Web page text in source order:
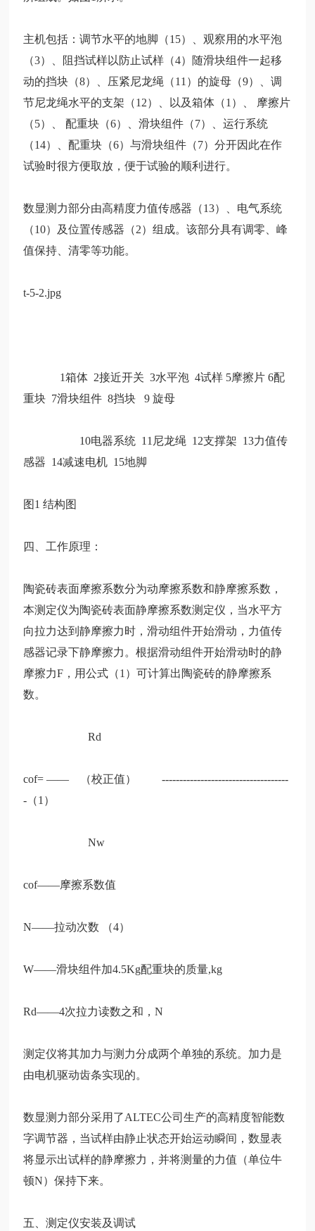
主机包括：调节水平的地脚（15）、观察用的水平泡
（3）、阻挡试样以防止试样（4）随滑块组件一起移
动的挡块（8）、压紧尼龙绳（11）的旋母（9）、调
节尼龙绳水平的支架（12）、以及箱体（1）、 摩擦片
（5）、 配重块（6）、滑块组件（7）、运行系统
（14）、配重块（6）与滑块组件（7）分开因此在作
试验时很方便取放，便于试验的顺利进行。
数显测力部分由高精度力值传感器（13）、电气系统
（10）及位置传感器（2）组成。该部分具有调零、峰
值保持、清零等功能。
t-5-2.jpg
1箱体 2接近开关 3水平泡 4试样 5摩擦片 6配
重块 7滑块组件 8挡块 9 旋母
10电器系统 11尼龙绳 12支撑架 13力值传
感器 14减速电机 15地脚
图 1 结构图
四、工作原理：
陶瓷砖表面摩擦系数分为动摩擦系数和静摩擦系数，
本测定仪为陶瓷砖表面静摩擦系数测定仪，当水平方
向拉力达到静摩擦力时，滑动组件开始滑动，力值传
感器记录下静摩擦力。根据滑动组件开始滑动时的静
摩擦力F，用公式（1）可计算出陶瓷砖的静摩擦系
数。
Rd
cof= —— （校正值） ------------------------------------
-（1）
Nw
cof——摩擦系数值
N——拉动次数 （4）
W——滑块组件加4.5Kg配重块的质量,kg
Rd——4次拉力读数之和，N
测定仪将其加力与测力分成两个单独的系统。加力是
由电机驱动齿条实现的。
数显测力部分采用了ALTEC公司生产的高精度智能数
字调节器，当试样由静止状态开始运动瞬间，数显表
将显示出试样的静摩擦力，并将测量的力值（单位牛
顿N）保持下来。
五、测定仪安装及调试